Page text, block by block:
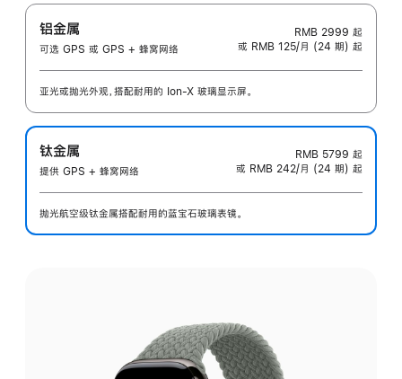
铝金属
可选 GPS 或 GPS + 蜂窝网络
RMB 2999 起
或 RMB 125/月 (24 期) 起
亚光或抛光外观，搭配耐用的 Ion-X 玻璃显示屏。
钛金属
提供 GPS + 蜂窝网络
RMB 5799 起
或 RMB 242/月 (24 期) 起
抛光航空级钛金属搭配耐用的蓝宝石玻璃表镜。